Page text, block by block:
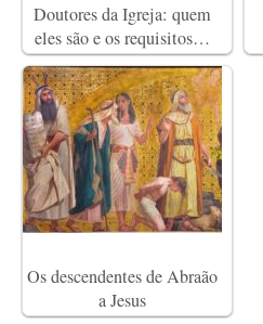
Doutores da Igreja: quem
eles são e os requisitos…
Os descendentes de Abraão
a Jesus